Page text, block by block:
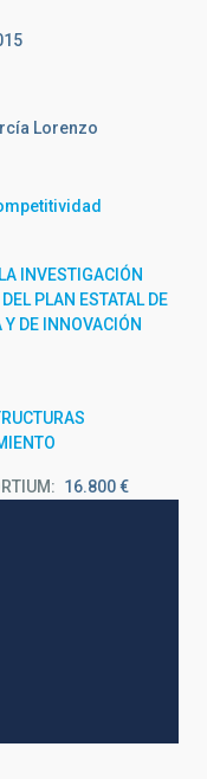
Lorenzo
INVESTIGACIÓN
PLAN ESTATAL DE
DE INNOVACIÓN
16.800 €